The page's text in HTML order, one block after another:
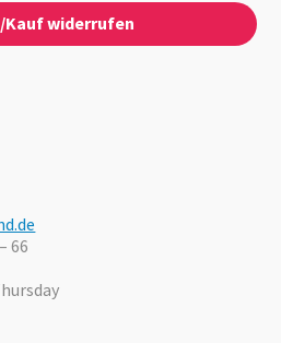
widerrufen
66